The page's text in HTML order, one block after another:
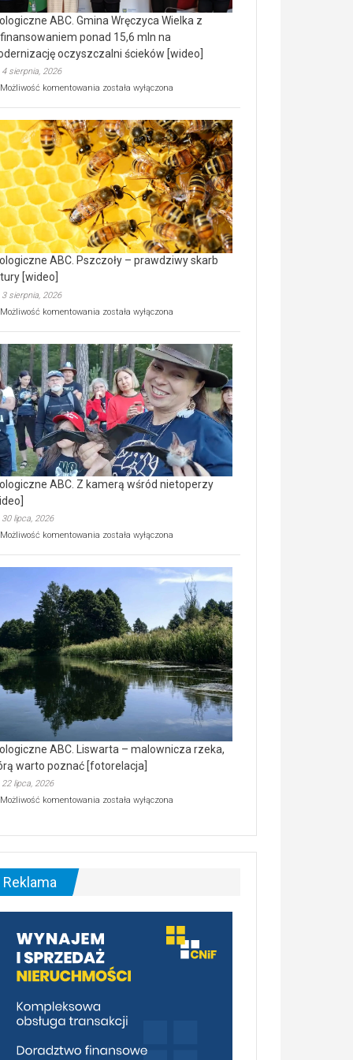
ABC. Gmina Wręczyca Wielka z
ponad 15,6 mln na
oczyszczalni ścieków [wideo]
4 sierpnia, 2026
Możliwość komentowania Ekologiczne
Wręczyca
Wielka
z
dofinansowaniem
ponad
15,6
mln
na
modernizację
oczyszczalni
ścieków
[wideo]
została wyłączona
ABC. Pszczoły – prawdziwy skarb
[wideo]
3 sierpnia, 2026
Możliwość komentowania Ekologiczne
–
prawdziwy
skarb
natury
[wideo]
została wyłączona
ABC. Z kamerą wśród nietoperzy
30 lipca, 2026
Możliwość komentowania Ekologiczne
wśród
nietoperzy
[wideo]
została wyłączona
ABC. Liswarta – malownicza rzeka,
warto poznać [fotorelacja]
22 lipca, 2026
Możliwość komentowania Ekologiczne
–
malownicza
[fotorelacja]
została wyłączona
Reklama